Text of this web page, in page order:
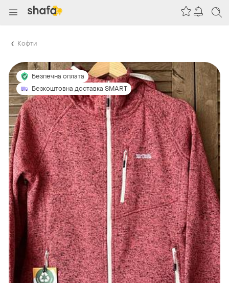
Кофти
Безпечна оплата
Безкоштовна доставка SMART